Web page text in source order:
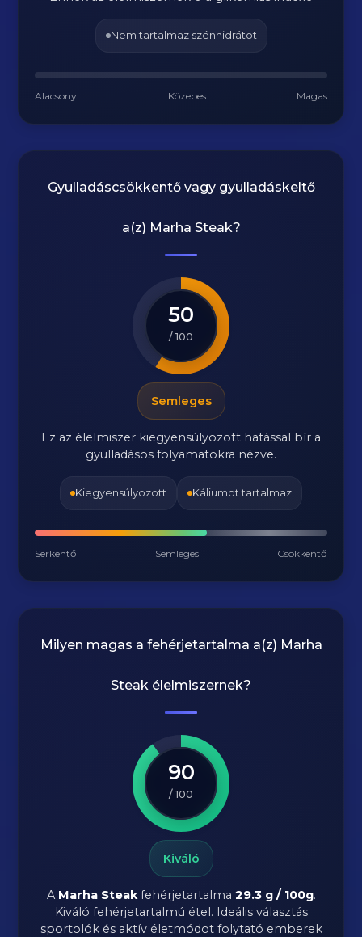
Nem tartalmaz szénhidrátot
Alacsony Közepes Magas
Gyulladáscsökkentő vagy gyulladáskeltő
a(z) Marha Steak?
50
/ 100
Semleges
Ez az élelmiszer kiegyensúlyozott hatással bír a
gyulladásos folyamatokra nézve.
Kiegyensúlyozott Káliumot tartalmaz
Serkentő Semleges Csökkentő
Milyen magas a fehérjetartalma a(z) Marha
Steak élelmiszernek?
90
/ 100
Kiváló
A Marha Steakfehérjetartalma 29.3 g / 100g.
Kiváló fehérjetartalmú étel. Ideális választás
sportolók és aktív életmódot folytató emberek